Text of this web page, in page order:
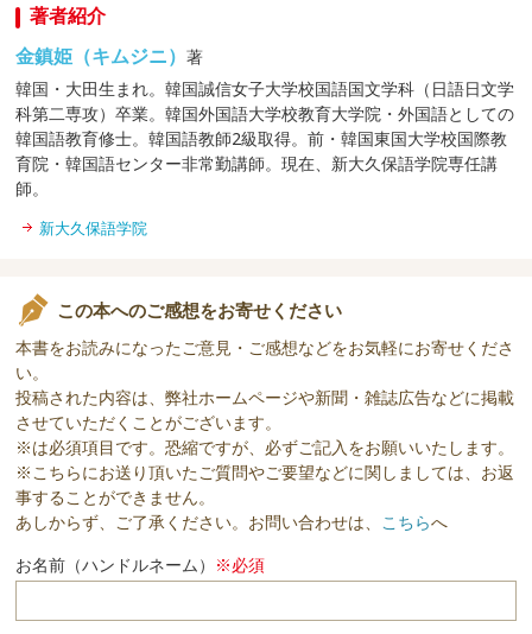
著者紹介
金鎮姫（キムジニ）著
韓国・大田生まれ。韓国誠信女子大学校国語国文学科（日語日文学
科第二専攻）卒業。韓国外国語大学校教育大学院・外国語としての
韓国語教育修士。韓国語教師2級取得。前・韓国東国大学校国際教
育院・韓国語センター非常勤講師。現在、新大久保語学院専任講
師。
新大久保語学院
この本へのご感想をお寄せください
本書をお読みになったご意見・ご感想などをお気軽にお寄せくださ
い。
投稿された内容は、弊社ホームページや新聞・雑誌広告などに掲載
させていただくことがございます。
※は必須項目です。恐縮ですが、必ずご記入をお願いいたします。
※こちらにお送り頂いたご質問やご要望などに関しましては、お返
事することができません。
あしからず、ご了承ください。お問い合わせは、 こちらへ
お名前（ハンドルネーム） ※必須